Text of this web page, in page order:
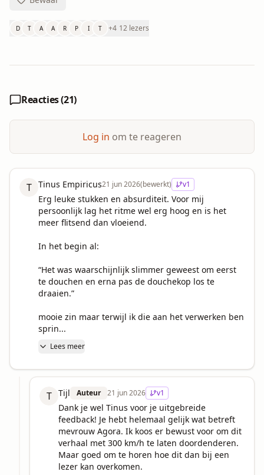
D T A A R P I T +4 12 lezers
Reacties (21)
Log in om te reageren
T Tinus Empiricus21 jun 2026(bewerkt) v1
Erg leuke stukken en absurditeit. Voor mij
persoonlijk lag het ritme wel erg hoog en is het
meer flitsend dan vloeiend.
In het begin al:
“Het was waarschijnlijk slimmer geweest om eerst
te douchen en erna pas de douchekop los te
draaien.”
mooie zin maar terwijl ik die aan het verwerken ben
sprin...
Lees meer
T Tijl Auteur 21 jun 2026 v1
Dank je wel Tinus voor je uitgebreide
feedback! Je hebt helemaal gelijk wat betreft
mevrouw Agora. Ik koos er bewust voor om dit
verhaal met 300 km/h te laten doordenderen.
Maar goed om te horen hoe dit dan bij een
lezer kan overkomen.